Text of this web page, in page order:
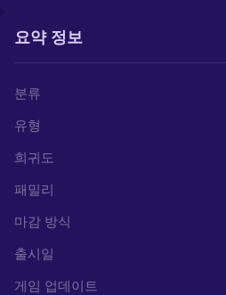
요약 정보
분류
유형
희귀도
패밀리
마감 방식
출시일
게임 업데이트